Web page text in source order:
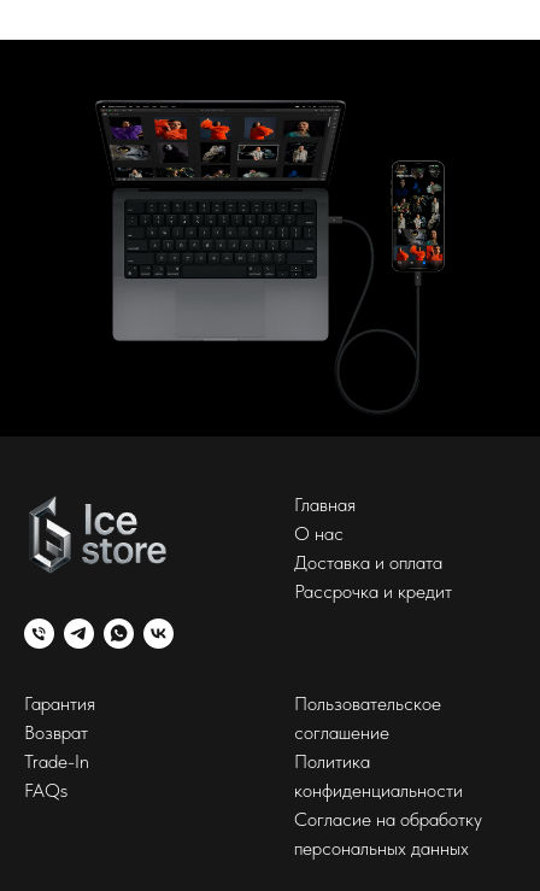
Главная
О нас
Доставка и оплата
Рассрочка и кредит
Гарантия
Возврат
Trade-In
FAQs
Пользовательское
соглашение
Политика
конфиденциальности
Согласие на обработку
персональных данных